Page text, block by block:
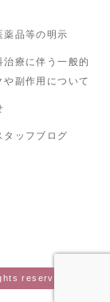
薬品等の明示
治療に伴う一般的
や副作用について
タッフブログ
reserved.